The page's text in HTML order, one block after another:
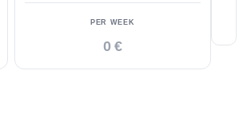
PER WEEK
0 €